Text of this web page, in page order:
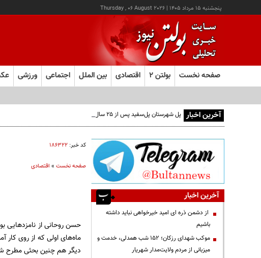
پنجشنبه ۱۵ مرداد ۱۴۰۵ |
Thursday , 06 August 2026
صفحه نخست بولتن ۲ اقتصادی بین الملل اجتماعی ورزشی
آخرین اخبار پل شهرستان پل‌سفید پس از ۲۵ سال به مرحله بهره‌برداری رسید
کد خبر: ۱۸۶۳۲۲
صفحه نخست» اقتصادی
حسن روحانی از نامزدهایی
ماه‌های اولی که از روی کار
دیگر هم چنین بحثی مطرح
آخرین اخبار
از دشمن ذره ای امید خیرخواهی نباید داشته
باشیم
موکب شهدای رزکان؛ ۱۵۲ شب همدلی، خدمت و
میزبانی از مردم ولایت‌مدار شهریار